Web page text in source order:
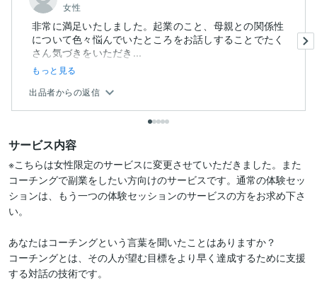
女性
非常に満足いたしました。起業のこと、母親との関係性
について色々悩んでいたところをお話しすることでたく
さん気づきをいただき...
もっと見る
出品者からの返信
サービス内容
※こちらは女性限定のサービスに変更させていただきました。また
コーチングで副業をしたい方向けのサービスです。通常の体験セッ
ションは、もう一つの体験セッションのサービスの方をお求め下さ
い。
あなたはコーチングという言葉を聞いたことはありますか？
コーチングとは、その人が望む目標をより早く達成するために支援
する対話の技術です。